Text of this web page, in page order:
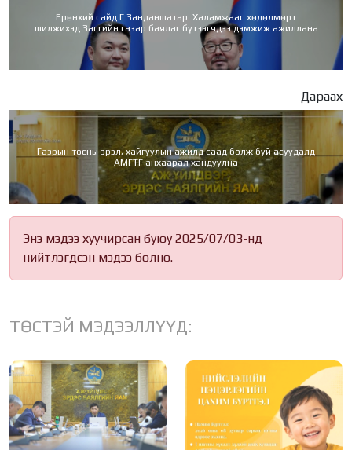
Ерөнхий сайд Г.Занданшатар: Халамжаас хөдөлмөрт
шилжихэд Засгийн газар баялаг бүтээгчдээ дэмжиж ажиллана
Дараах
Газрын тосны эрэл, хайгуулын ажилд саад болж буй асуудалд
АМГТГ анхаарал хандуулна
Энэ мэдээ хуучирсан буюу 2025/07/03-нд
нийтлэгдсэн мэдээ болно.
ТӨСТЭЙ МЭДЭЭЛЛҮҮД: